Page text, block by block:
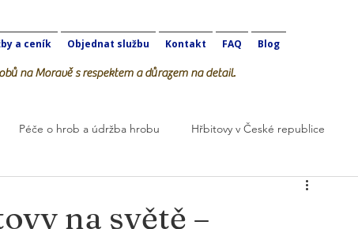
a ceník Objednat službu Kontakt FAQ Blog
na Moravě s respektem a důrazem na detail.
Péče o hrob a údržba hrobu Hřbitovy v České republice
na světě –